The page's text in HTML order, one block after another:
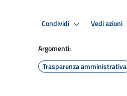
Condividi Vedi azioni
Argomenti:
Trasparenza amministrativa